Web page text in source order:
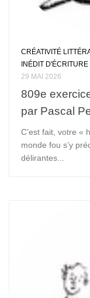
CRÉATIVITÉ
INÉDIT
29 MAI 2026
809e
par Pascal
C’est fait, votre «
monde fou s’y
délirantes...